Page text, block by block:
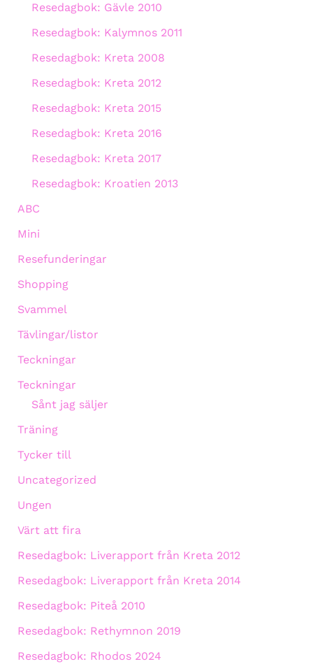
Resedagbok: Gävle 2010
Resedagbok: Kalymnos 2011
Resedagbok: Kreta 2008
Resedagbok: Kreta 2012
Resedagbok: Kreta 2015
Resedagbok: Kreta 2016
Resedagbok: Kreta 2017
Resedagbok: Kroatien 2013
ABC
Mini
Resefunderingar
Shopping
Svammel
Tävlingar/listor
Teckningar
Teckningar
Sånt jag säljer
Träning
Tycker till
Uncategorized
Ungen
Värt att fira
Resedagbok: Liverapport från Kreta 2012
Resedagbok: Liverapport från Kreta 2014
Resedagbok: Piteå 2010
Resedagbok: Rethymnon 2019
Resedagbok: Rhodos 2024